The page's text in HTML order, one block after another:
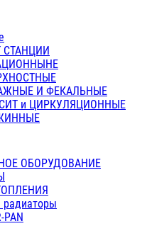
СТАНЦИИ
И ФЕКАЛЬНЫЕ
и ЦИРКУЛЯЦИОННЫЕ
ОБОРУДОВАНИЕ
радиаторы
PAN